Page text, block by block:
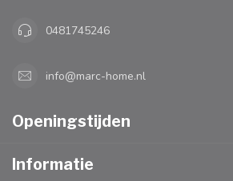
0481745246
info@marc-home.nl
Openingstijden
Informatie